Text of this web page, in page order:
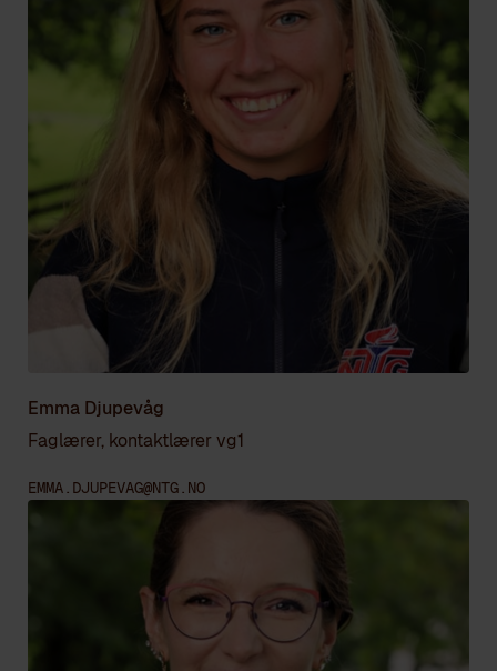
Emma Djupevåg
Faglærer, kontaktlærer vg1
EMMA.DJUPEVAG@NTG.NO